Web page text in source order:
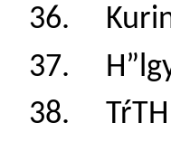
36.
37.
38.